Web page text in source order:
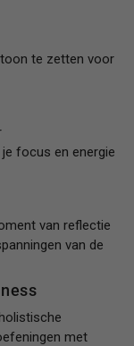
te zetten voor
focus en energie
van reflectie
van de
met